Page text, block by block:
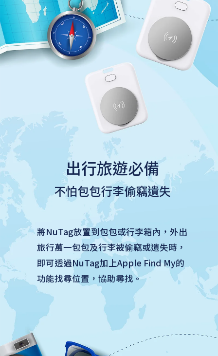
出行旅遊必備
不怕包包行李偷竊遺失
將NuTag放置到包包或行李箱內，外出
旅行萬一包包及行李被偷竊或遺失時，
即可透過NuTag加上Apple Find My的
功能找尋位置，協助尋找。